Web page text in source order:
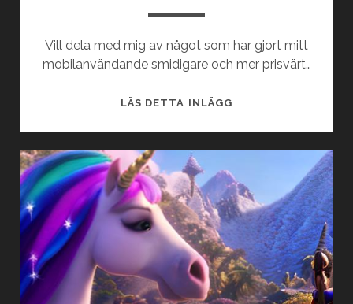
Vill dela med mig av något som har gjort mitt
mobilanvändande smidigare och mer prisvärt…
LÄS DETTA INLÄGGVARFÖR
BÄSTA
VALET
FÖR
DITT